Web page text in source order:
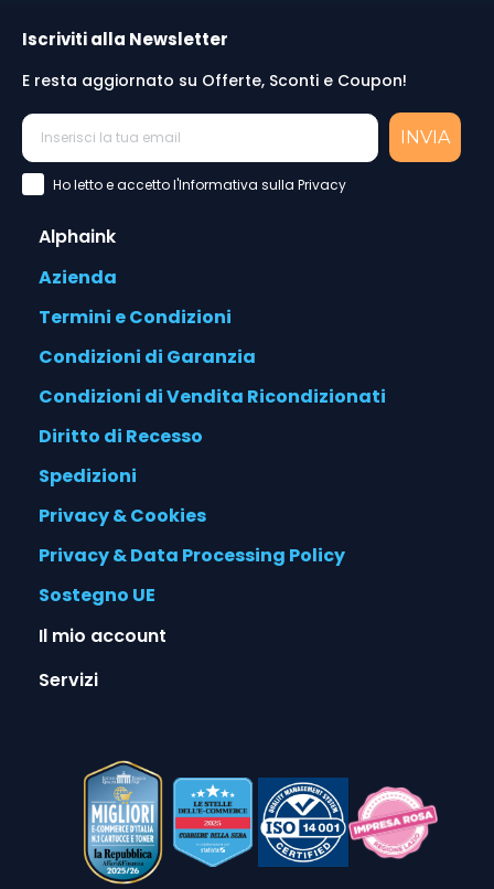
Iscriviti alla Newsletter
E resta aggiornato su Offerte, Sconti e Coupon!
INVIA
Accettazione Privacy Policy
Ho letto e accetto l'Informativa sulla Privacy
Alphaink
Azienda
Termini e Condizioni
Condizioni di Garanzia
Condizioni di Vendita Ricondizionati
Diritto di Recesso
Spedizioni
Privacy & Cookies
Privacy & Data Processing Policy
Sostegno UE
Il mio account
Servizi